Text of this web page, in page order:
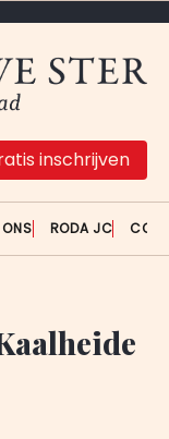
inschrijven
RODA JC